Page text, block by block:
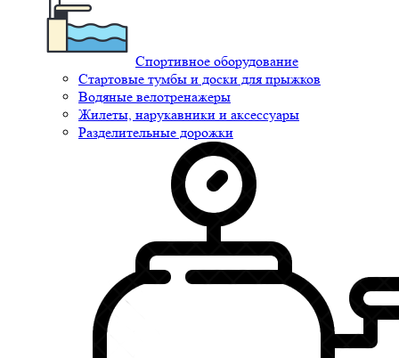
Спортивное оборудование
Стартовые тумбы и доски для прыжков
Водяные велотренажеры
Жилеты, нарукавники и аксессуары
Разделительные дорожки